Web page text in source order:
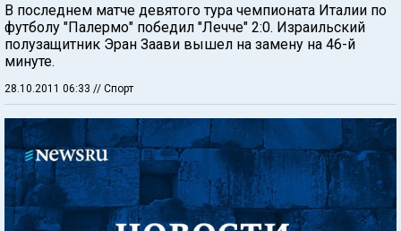
В последнем матче девятого тура чемпионата Италии по
футболу "Палермо" победил "Лечче" 2:0. Израильский
полузащитник Эран Заави вышел на замену на 46-й
минуте.
28.10.2011 06:33 // Спорт